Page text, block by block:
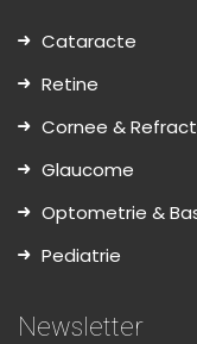
Cataracte
Retine
Cornee &
Glaucome
Optometrie &
Pediatrie
Newsletter